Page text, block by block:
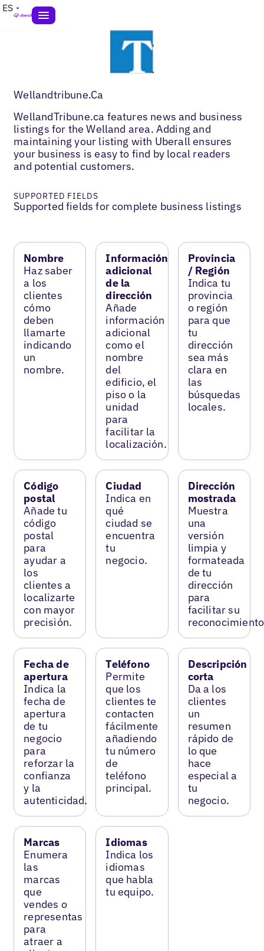
ES
Wellandtribune.Ca
WellandTribune.ca features news and business
listings for the Welland area. Adding and
maintaining your listing with Uberall ensures
your business is easy to find by local readers
and potential customers.
SUPPORTED FIELDS
Supported fields for complete business listings
Nombre
Haz saber
a los
clientes
cómo
deben
llamarte
indicando
un
nombre.
Información
adicional
de la
dirección
Añade
información
adicional
como el
nombre
del
edificio, el
piso o la
unidad
para
facilitar la
localización.
Provincia
/ Región
Indica tu
provincia
o región
para que
tu
dirección
sea más
clara en
las
búsquedas
locales.
Código
postal
Añade tu
código
postal
para
ayudar a
los
clientes a
localizarte
con mayor
precisión.
Ciudad
Indica en
qué
ciudad se
encuentra
tu
negocio.
Dirección
mostrada
Muestra
una
versión
limpia y
formateada
de tu
dirección
para
facilitar su
Fecha de
apertura
Indica la
fecha de
apertura
de tu
negocio
para
reforzar la
confianza
y la
autenticidad.
Teléfono
Permite
que los
clientes te
contacten
fácilmente
añadiendo
tu número
de
teléfono
principal.
Descripción
corta
Da a los
clientes
un
resumen
rápido de
lo que
hace
especial a
tu
negocio.
Marcas
Enumera
las
marcas
que
vendes o
representas
para
atraer a
Idiomas
Indica los
idiomas
que habla
tu equipo.